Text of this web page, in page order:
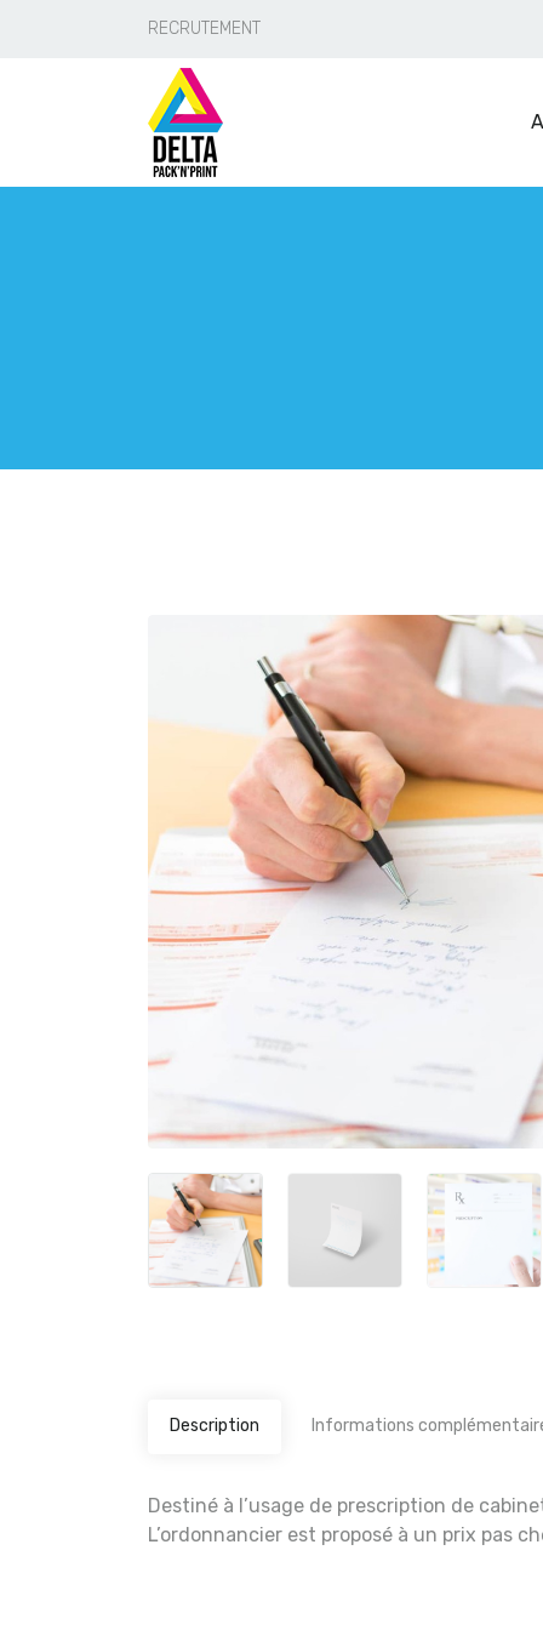
RECRUTEMENT
Description Informations
Destiné à l’usage de prescription de
L’ordonnancier est proposé à un prix pas